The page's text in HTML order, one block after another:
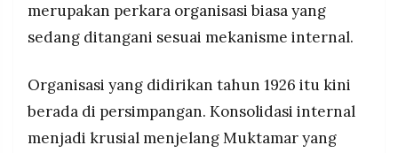
merupakan perkara organisasi biasa yang
sedang ditangani sesuai mekanisme internal.
Organisasi yang didirikan tahun 1926 itu kini
berada di persimpangan. Konsolidasi internal
menjadi krusial menjelang Muktamar yang